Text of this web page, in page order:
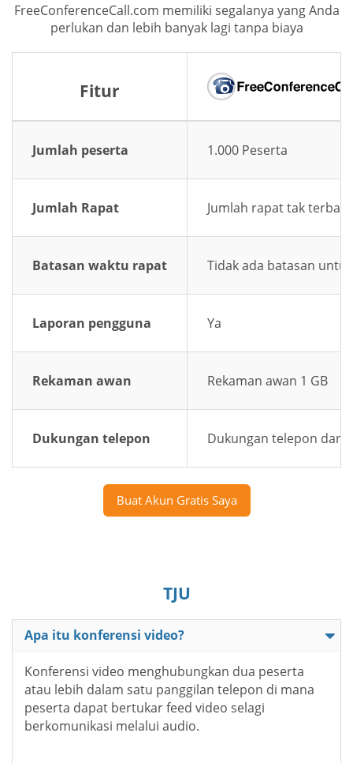
FreeConferenceCall.com memiliki segalanya yang Anda
perlukan dan lebih banyak lagi tanpa biaya
Fitur
Jumlah peserta 1.000 Peserta
Jumlah Rapat Jumlah rapat tak
Batasan waktu rapat Tidak ada batasan
Laporan pengguna Ya
Rekaman awan Rekaman awan 1 GB
Dukungan telepon Dukungan telepon dan
Buat Akun Gratis Saya
TJU
Apa itu konferensi video?
Konferensi video menghubungkan dua peserta
atau lebih dalam satu panggilan telepon di mana
peserta dapat bertukar feed video selagi
berkomunikasi melalui audio.